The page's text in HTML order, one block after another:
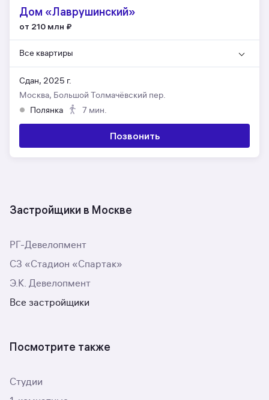
Дом «Лаврушинский»
от 210 млн ₽
Все квартиры
Сдан, 2025 г.
Москва, Большой Толмачёвский пер.
Полянка
7 мин.
Позвонить
Застройщики в Москве
РГ-Девелопмент
СЗ «Стадион «Спартак»
Э.К. Девелопмент
Все застройщики
Посмотрите также
Студии